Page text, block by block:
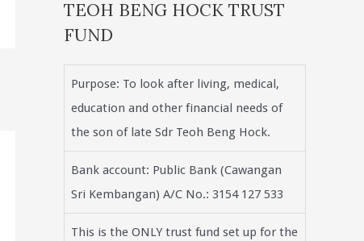
TEOH BENG HOCK TRUST
FUND
Purpose: To look after living, medical,
education and other financial needs of
the son of late Sdr Teoh Beng Hock.
Bank account: Public Bank (Cawangan
Sri Kembangan) A/C No.: 3154 127 533
This is the ONLY trust fund set up for the